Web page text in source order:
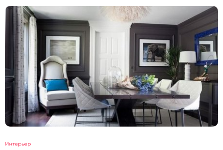
Интерьер